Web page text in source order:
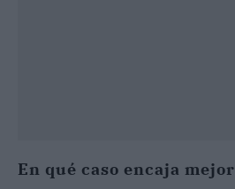
En qué caso encaja mejor